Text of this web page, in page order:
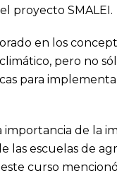
proyecto SMALEI.
en los
pero no
para
importancia de la
las escuelas de
curso